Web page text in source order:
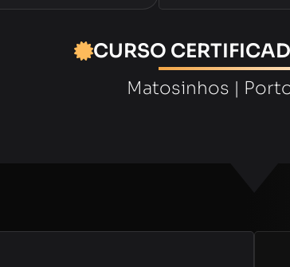
CURSO
Matosinhos |